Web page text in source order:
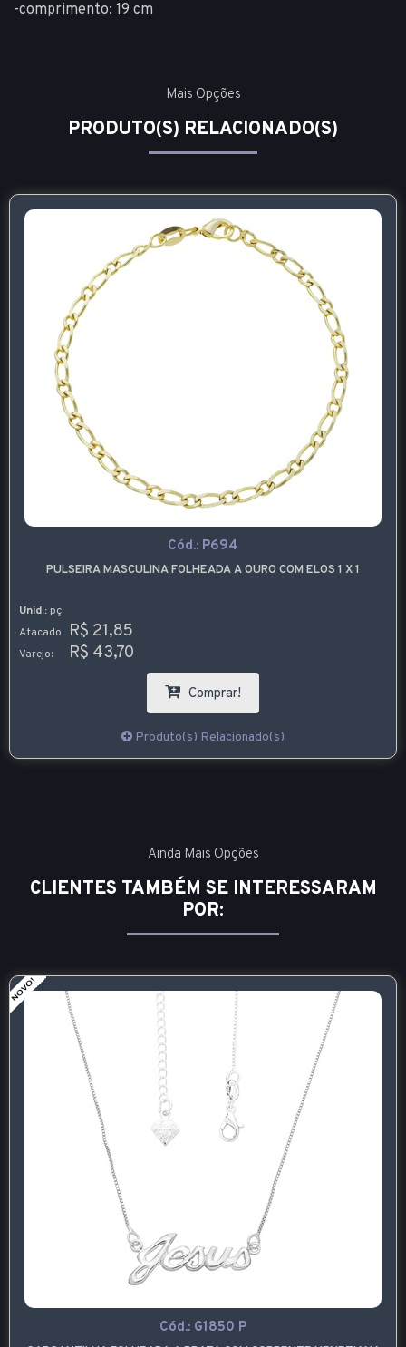
-comprimento: 19 cm
Mais Opções
PRODUTO(S) RELACIONADO(S)
Cód.: P694
PULSEIRA MASCULINA FOLHEADA A OURO COM ELOS 1 X 1
Unid.: pç
Atacado: R$ 21,85
Varejo: R$ 43,70
Comprar!
Produto(s) Relacionado(s)
Ainda Mais Opções
CLIENTES TAMBÉM SE INTERESSARAM
POR:
Cód.: G1850 P